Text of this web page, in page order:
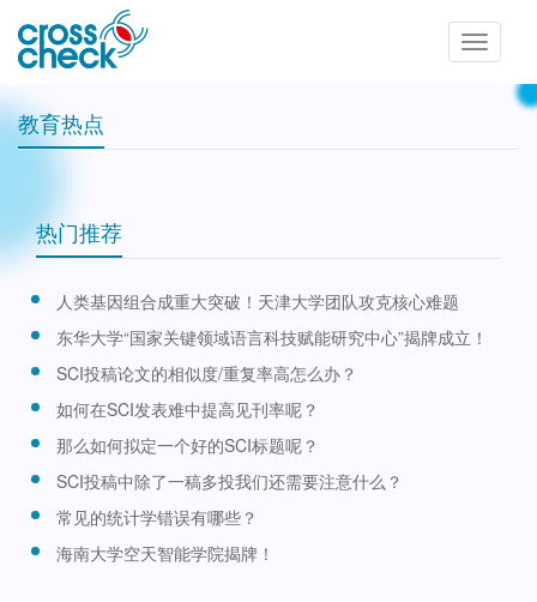
Toggle
教育热点
热门推荐
人类基因组合成重大突破！天津大学团队攻克核心难题
东华大学“国家关键领域语言科技赋能研究中心”揭牌成立！
SCI投稿论文的相似度/重复率高怎么办？
如何在SCI发表难中提高见刊率呢？
那么如何拟定一个好的SCI标题呢？
SCI投稿中除了一稿多投我们还需要注意什么？
常见的统计学错误有哪些？
海南大学空天智能学院揭牌！